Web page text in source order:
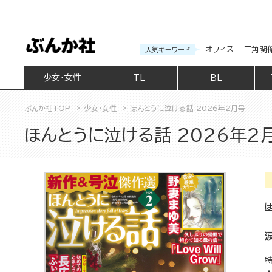
人気キーワード オフィス 三角関
少女・女性 BL
ぶんか社TOP 少女・女性 ほんとうに泣ける話 2026年2月号
ほんとうに泣ける話 2026年2